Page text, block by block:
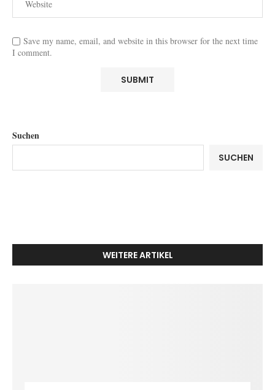
Save my name, email, and website in this browser for the next time
I comment.
Suchen
SUCHEN
WEITERE ARTIKEL